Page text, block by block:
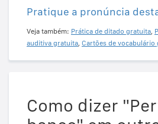
Pratique a pronúncia
Veja também: Prática de ditado gratuita,
auditiva gratuita, Cartões de vocabulário
Como dizer